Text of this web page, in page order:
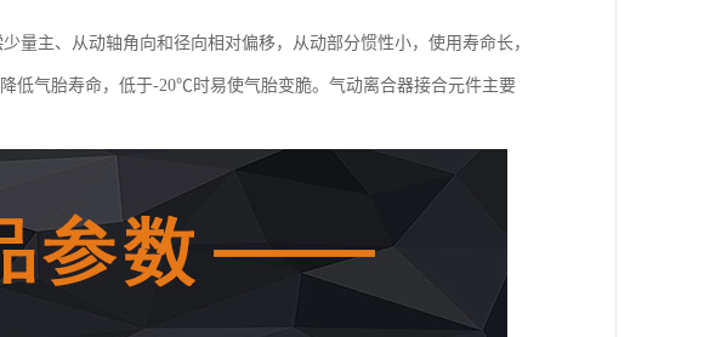
量主、从动轴角向和径向相对偏移，从动部分惯性小，使用寿命长，
低气胎寿命，低于-20℃时易使气胎变脆。气动离合器接合元件主要